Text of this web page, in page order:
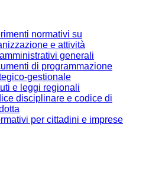
normativi su
e attività
generali
di programmazione
gestionale
e leggi regionali
disciplinare e codice di
per cittadini e imprese